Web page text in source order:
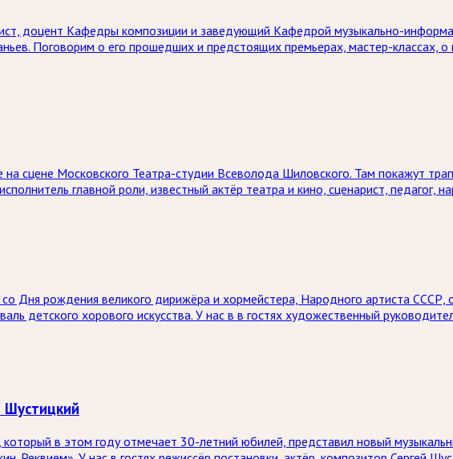
доцент Кафедры композиции и заведующий Кафедрой музыкально-
Поговорим о его прошедших и предстоящих премьерах, мастер-классах,
сцене Московского Театра-студии Всеволода Шиловского. Там покажут
главной роли, известный актёр театра и кино, сценарист,
Дня рождения великого дирижёра и хормейстера, Народного артиста
детского хорового искусства. У нас в в гостях художественный
Шустицкий
в этом году отмечает 30-летний юбилей, представил новый